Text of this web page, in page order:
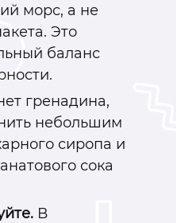
морс, а не
Это
баланс
гренадина,
небольшим
сиропа и
сока
В